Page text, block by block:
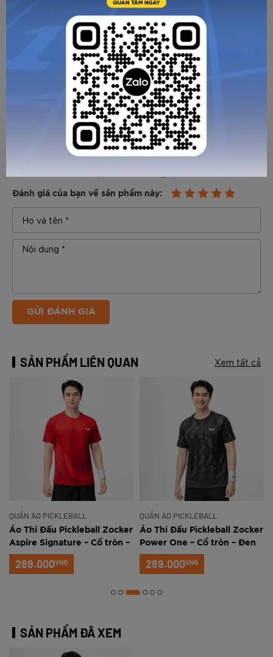
CHÍNH SÁCH MUA HÀNG
THƯƠNG HIỆU
ĐÁNH GIÁ SẢN PHẨM
5.0
Đánh giá của bạn về sản phẩm này:
GỬI ĐÁNH GIÁ
SẢN PHẨM LIÊN QUAN Xem tất cả
QUẦN ÁO PICKLEBALL
Áo Thi Đấu Pickleball Zocker
Aspire Signature – Cổ tròn –
Đỏ
289.000VNĐ
QUẦN ÁO PICKLEBALL
Áo Thi Đấu Pickleball Zocker
Power One – Cổ tròn – Đen
289.000VNĐ
SẢN PHẨM ĐÃ XEM